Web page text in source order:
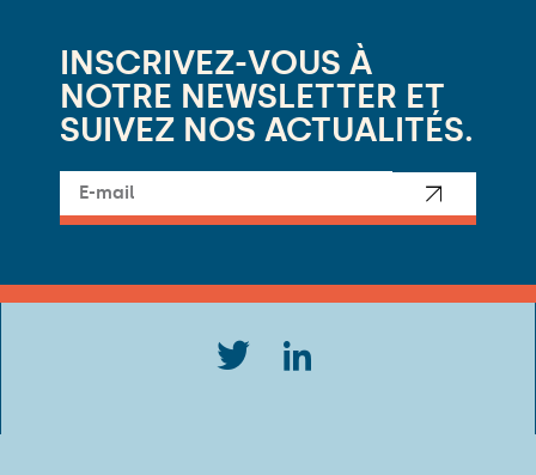
INSCRIVEZ-VOUS À
NOTRE NEWSLETTER ET
SUIVEZ NOS ACTUALITÉS.